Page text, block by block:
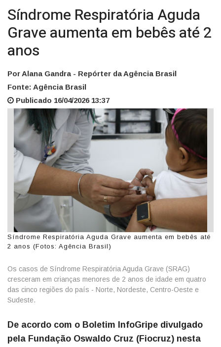
Síndrome Respiratória Aguda
Grave aumenta em bebês até 2
anos
Por Alana Gandra - Repórter da Agência Brasil
Fonte: Agência Brasil
Publicado 16/04/2026 13:37
Síndrome Respiratória Aguda Grave aumenta em bebês até
2 anos (Fotos: Agência Brasil)
Os casos de Síndrome Respiratória Aguda Grave (SRAG)
cresceram em crianças menores de 2 anos de idade em quatro
das cinco regiões do país - Norte, Nordeste, Centro-Oeste e
Sudeste.
De acordo com o Boletim InfoGripe divulgado
pela Fundação Oswaldo Cruz (Fiocruz) nesta